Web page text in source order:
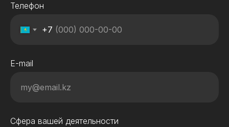
Телефон
+7
E-mail
Сфера вашей деятельности